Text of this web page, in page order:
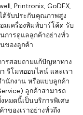
Printronix, GoDEX,
ด้รับประกันคุณภาพสูง
เครื่องพิมพ์บาร์โค้ด รับ
การดูแลลูกค้าอย่างทั่ว
ของลูกค้า
รสอบถามแก้ปัญหาทาง
รีโมทออนไลน์ และเรา
นักงาน หรือแบบลูกค้า
ลูกค้าสามารถ
หมดนี้เป็นบริการพิเศษ
ของเราอย่างทั่วถึง